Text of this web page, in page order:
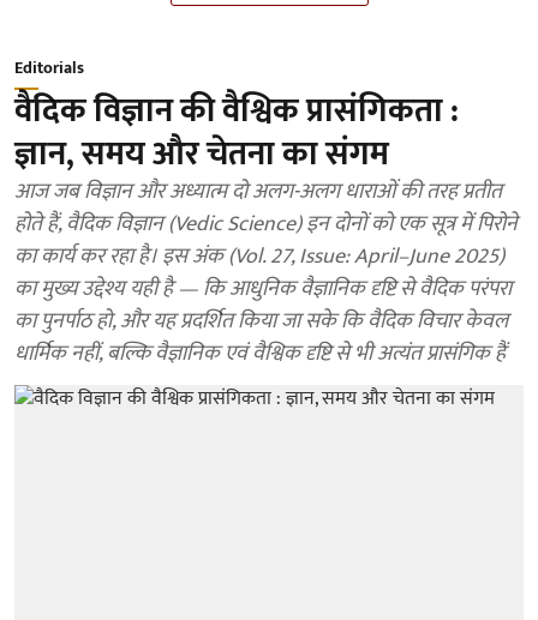
Editorials
वैदिक विज्ञान की वैश्विक प्रासंगिकता :
ज्ञान, समय और चेतना का संगम
आज जब विज्ञान और अध्यात्म दो अलग-अलग धाराओं की तरह प्रतीत
होते हैं, वैदिक विज्ञान (Vedic Science) इन दोनों को एक सूत्र में पिरोने
का कार्य कर रहा है। इस अंक (Vol. 27, Issue: April–June 2025)
का मुख्य उद्देश्य यही है — कि आधुनिक वैज्ञानिक दृष्टि से वैदिक परंपरा
का पुनर्पाठ हो, और यह प्रदर्शित किया जा सके कि वैदिक विचार केवल
धार्मिक नहीं, बल्कि वैज्ञानिक एवं वैश्विक दृष्टि से भी अत्यंत प्रासंगिक हैं